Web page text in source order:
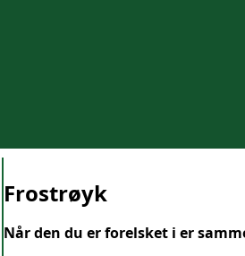
Frostrøyk
Når den du er forelsket i er